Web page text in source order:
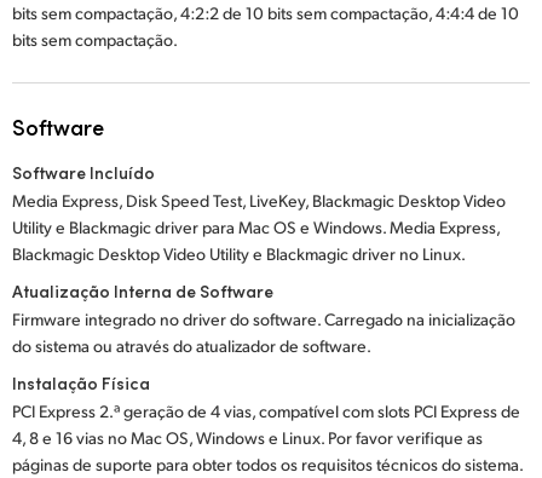
bits sem compactação, 4:2:2 de 10 bits sem compactação, 4:4:4 de 10
bits sem compactação.
Software
Software Incluído
Media Express, Disk Speed Test, LiveKey, Blackmagic Desktop Video
Utility e Blackmagic driver para Mac OS e Windows. Media Express,
Blackmagic Desktop Video Utility e Blackmagic driver no Linux.
Atualização Interna de Software
Firmware integrado no driver do software. Carregado na inicialização
do sistema ou através do atualizador de software.
Instalação Física
PCI Express 2.ª geração de 4 vias, compatível com slots PCI Express de
4, 8 e 16 vias no Mac OS, Windows e Linux. Por favor verifique as
páginas de suporte para obter todos os requisitos técnicos do sistema.